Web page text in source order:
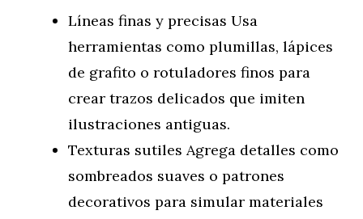
Líneas finas y precisas Usa
herramientas como plumillas, lápices
de grafito o rotuladores finos para
crear trazos delicados que imiten
ilustraciones antiguas.
Texturas sutiles Agrega detalles como
sombreados suaves o patrones
decorativos para simular materiales